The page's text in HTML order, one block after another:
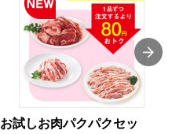
お試しお肉パクパクセッ